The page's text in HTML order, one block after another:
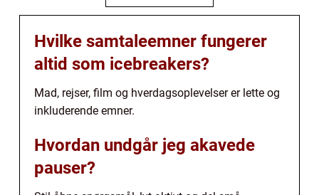
Hvilke samtaleemner fungerer
altid som icebreakers?
Mad, rejser, film og hverdagsoplevelser er lette og
inkluderende emner.
Hvordan undgår jeg akavede
pauser?